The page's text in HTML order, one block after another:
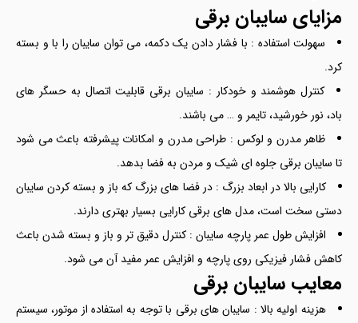
مزایای سایبان برقی
سهولت استفاده : با فشار دادن یک دکمه، می توان سایبان را با و بسته
کرد.
کنترل هوشمند و خودکار : سایبان برقی قابلیت اتصال به حسگر های
باد، نور خورشید، تایمر و … می باشند.
ظاهر مدرن و لوکس : طراحی مدرن و امکانات پیشرفته باعث می شود
تا سایبان برقی جلوه ای شیک و مردن به فضا بدهد.
کارایی بالا در ابعاد بزرگ : در فضا های بزرگ که باز و بسته کردن سایبان
دستی سخت است، مدل های برقی کارایی بسیار بهتری دارند.
افزایش طول عمر پارچه سایبان : کنترل دقیق تر و باز و بسته شدن باعث
کاهش فشار فیزیکی روی پارچه و افزایش عمر مفید آن می شود.
معایب سایبان برقی
هزینه اولیه بالا : سایبان های برقی با توجه به استفاده از موتور، سیستم